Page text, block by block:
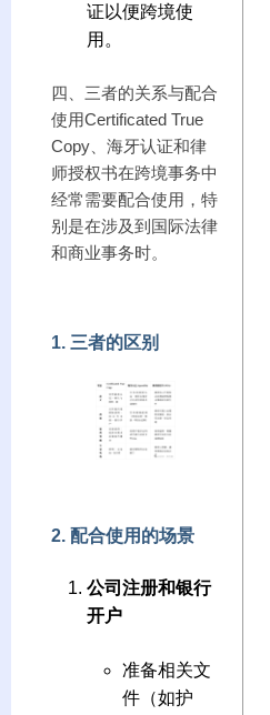
证以便跨境使
用。
四、三者的关系与配合
使用Certificated True
Copy、海牙认证和律
师授权书在跨境事务中
经常需要配合使用，特
别是在涉及到国际法律
和商业事务时。
1. 三者的区别
2. 配合使用的场景
公司注册和银行
开户
准备相关文
件（如护